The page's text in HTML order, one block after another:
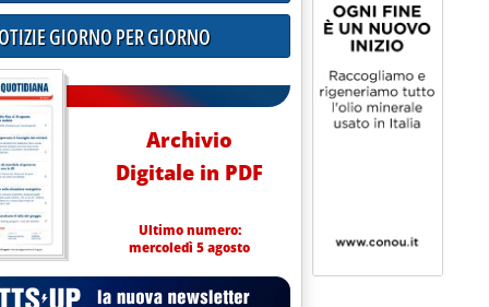
GIORNO PER GIORNO
Archivio
Digitale in PDF
Ultimo numero:
mercoledì 5 agosto